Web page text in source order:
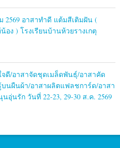
2569 อาสาทำดี แต้มสีเติมฝัน (
ง ) โรงเรียนบ้านห้วยรางเกตุ
ดี/อาสาจัดชุดเมล็ดพันธุ์/อาสาคัด
บนผืนผ้า/อาสาผลิตแฟลชการ์ด/อาสา
อุ่นรัก วันที่ 22-23, 29-30 ส.ค. 2569